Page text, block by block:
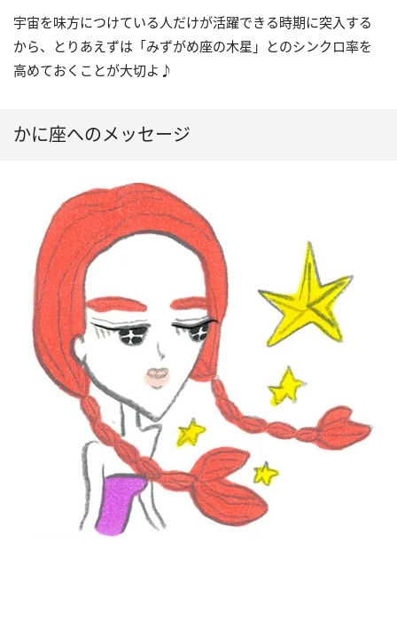
宇宙を味方につけている人だけが活躍できる時期に突入する
から、とりあえずは「みずがめ座の木星」とのシンクロ率を
高めておくことが大切よ♪
かに座へのメッセージ